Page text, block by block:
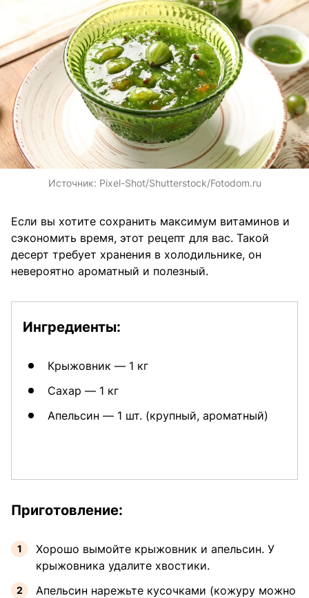
Источник: Pixel-Shot/Shutterstock/Fotodom.ru
Если вы хотите сохранить максимум витаминов и
сэкономить время, этот рецепт для вас. Такой
десерт требует хранения в холодильнике, он
невероятно ароматный и полезный.
Ингредиенты:
Крыжовник — 1 кг
Сахар — 1 кг
Апельсин — 1 шт. (крупный, ароматный)
Приготовление:
Хорошо вымойте крыжовник и апельсин. У
крыжовника удалите хвостики.
Апельсин нарежьте кусочками (кожуру можно